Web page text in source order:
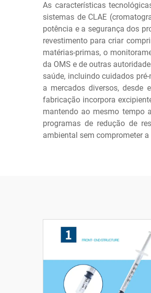
As características
sistemas de CLAE
potência e a segurança dos
revestimento para criar
matérias-primas, o
da OMS e de outras
saúde, incluindo cuidados
a mercados diversos, desde
fabricação incorpora
mantendo ao mesmo tempo
programas de redução de
ambiental sem comprometer